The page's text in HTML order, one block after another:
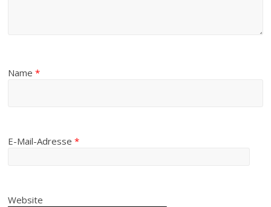
Name*
E-Mail-Adresse*
Website